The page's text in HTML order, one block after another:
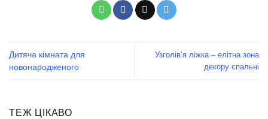
Дитяча кімната для
новонародженого
Узголів’я ліжка – елітна зона
декору спальні
ТЕЖ ЦІКАВО